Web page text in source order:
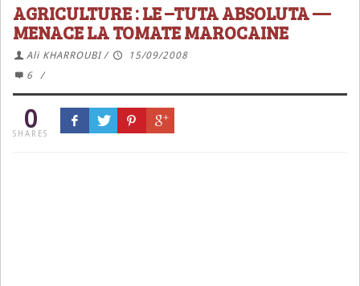
AGRICULTURE : LE –TUTA ABSOLUTA —
MENACE LA TOMATE MAROCAINE
Ali KHARROUBI /
15/09/2008
6
/
0
SHARES